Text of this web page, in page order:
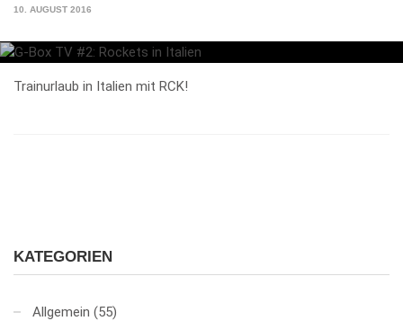
10. AUGUST 2016
Trainurlaub in Italien mit RCK!
KATEGORIEN
Allgemein (55)